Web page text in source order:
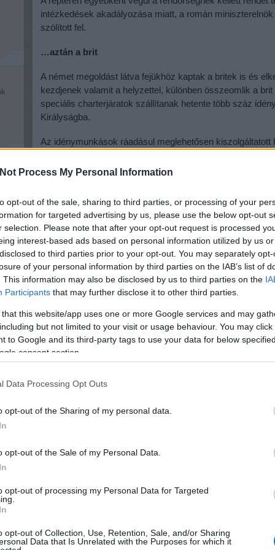
Process My Personal Information
opt-out of the sale, sharing to third parties, or processing of your
for targeted advertising by us, please use the below opt-out
selection. Please note that after your opt-out request is processed
interest-based ads based on personal information utilized by us
to third parties prior to your opt-out. You may separately
of your personal information by third parties on the IAB’s list of
This information may also be disclosed by us to third parties on the
Participants that may further disclose it to other third parties.
that this website/app uses one or more Google services and may
but not limited to your visit or usage behaviour. You may
to Google and its third-party tags to use your data for below
consent section.
Data Processing Opt Outs
opt-out of the Sharing of my personal data.
opt-out of the Sale of my Personal Data.
opt-out of processing my Personal Data for Targeted
opt-out of Collection, Use, Retention, Sale, and/or Sharing
Data that Is Unrelated with the Purposes for which it
:-(((
intézkedések akadályozása miatt, a román
szólított fel.
…aztán a brit
A német megoldást látva fejükhöz kaptak a britek is és
kezdjenek valamit a helyzettel, különben összeomlik a
speciális charterjáratok szállítanak hetente több száz
Királyságba.
Az idénymunkások ráadásul meglehetősen
legalább annyira kell a munka és a vele járó pénz, mint a
A helyzet ugyanis úgy áll, hogy a járvány miatt ha
ahová eredetileg vitték őket, még akkor sem, ha napi 12
meg a Guardian cikke.
A német szakszervezetek már fel is emelték a hangjuk,
munkakörülményeket és a koronavírus elleni
Más kérdés, hogy ha el is kapják a vírust, nem a német
vele, hiszen a munkaadók hazaküldik őket azelőtt, hogy
kapnak a német társadalombiztosítás alól.
Nem csak a mezőgazdaságban dolgozó kelet-európaiak
figyelem összpontosul ugyan rájuk, de sok (elsősorban
akad köztük) nő dolgozik osztrák idősotthonokban vagy
hónapokban is.
„A posztkommunista univerzális katona”
A brit lap szerzői szerint a mezőgazdasági munkások, az
leghatékonyabb munkaereje: olcsók, rendkívül
„Európa politikai gazdasága megteremtette a
változásával képes átalakulni mezőgazdasági
mozgás a túlélés migrációjává vált és még ez a
Akik szerint összességében azok az emberek, akiket
földekre sem a saját országukra, sem az Európai Unióra